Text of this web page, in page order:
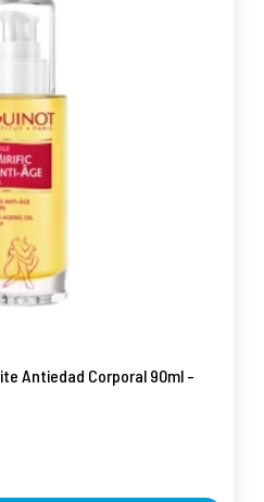
Antiedad Corporal 90ml -